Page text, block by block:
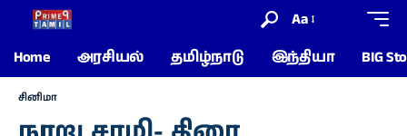
Aa
Home
அரசியல் தமிழ்நாடு இந்தியா BIG
சினிமா